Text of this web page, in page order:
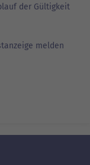
der Gültigkeit
melden